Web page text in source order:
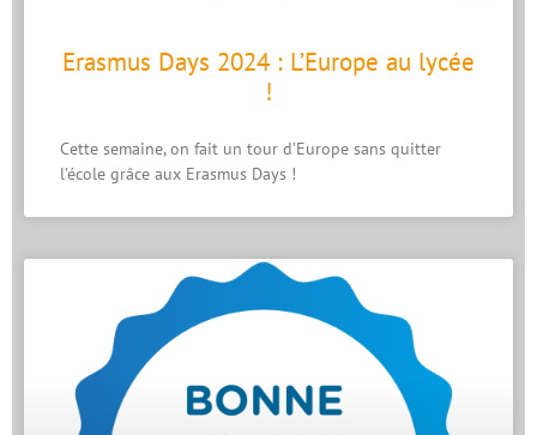
Erasmus Days 2024 : L’Europe au lycée
!
Cette semaine, on fait un tour d’Europe sans quitter
l’école grâce aux Erasmus Days !